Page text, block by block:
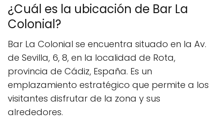
¿Cuál es la ubicación de Bar La
Colonial?
Bar La Colonial se encuentra situado en la Av.
de Sevilla, 6, 8, en la localidad de Rota,
provincia de Cádiz, España. Es un
emplazamiento estratégico que permite a los
visitantes disfrutar de la zona y sus
alrededores.